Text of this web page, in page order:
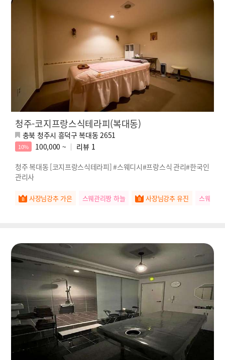
청주-코지프랑스식테라피(복대동)
충북 청주시 흥덕구 복대동 2651
10% 100,000 ~ 리뷰 1
청주 복대동 [코지프랑스식테라피] #스웨디시#프랑스식 관리#한국인
관리사
사장님강추 가은 스웨관리짱 하늘 사장님강추 유진 스웨관리